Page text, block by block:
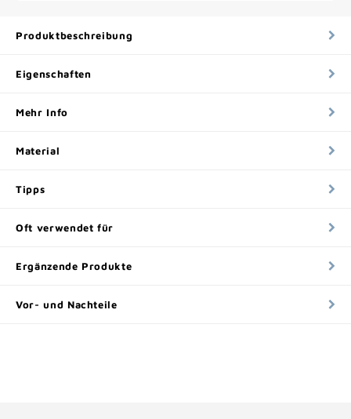
Produktbeschreibung
Eigenschaften
Mehr Info
Material
Tipps
Oft verwendet für
Ergänzende Produkte
Vor- und Nachteile